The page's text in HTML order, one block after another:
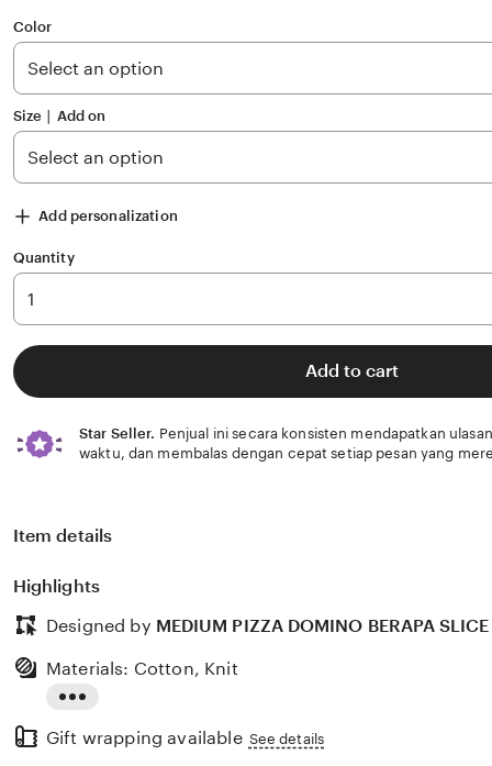
5
Color
Size ∣ Add on
Add personalization
Quantity
Add to cart
Star Seller. Penjual ini secara konsisten mendapatkan
waktu, dan membalas dengan cepat setiap pesan yang
Item details
Highlights
Designed by MEDIUM PIZZA DOMINO BERAPA SLICE
the
Materials: Cotton, Knit
Gift wrapping available See details